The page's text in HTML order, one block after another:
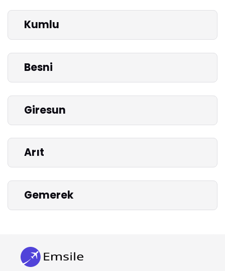
Kumlu
Besni
Giresun
Arıt
Gemerek